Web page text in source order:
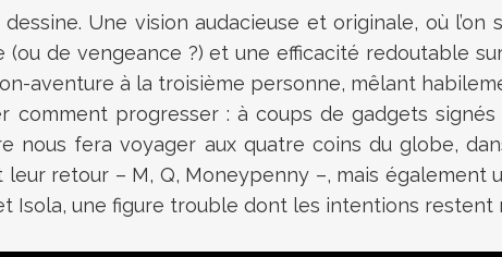
Une vision audacieuse et originale, où l’on
de vengeance ?) et une efficacité redoutable
aventure à la troisième personne, mêlant
progresser : à coups de gadgets signés
nous fera voyager aux quatre coins du globe,
retour – M, Q, Moneypenny –, mais également
Isola, une figure trouble dont les intentions restent